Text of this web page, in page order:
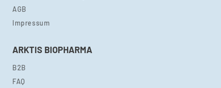
AGB
Impressum
ARKTIS BIOPHARMA
B2B
FAQ